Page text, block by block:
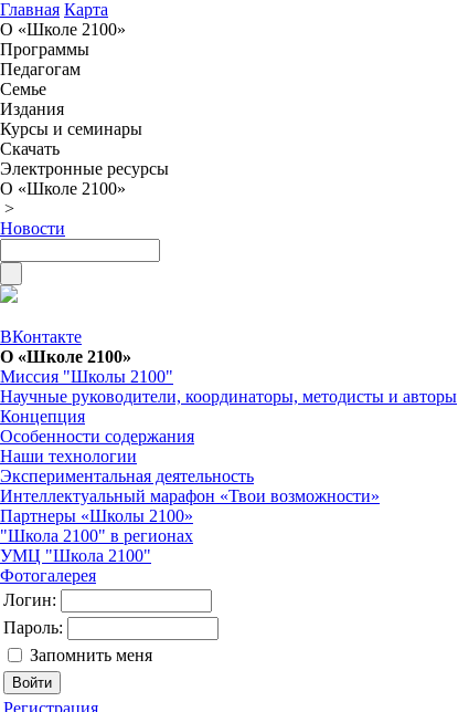
Главная Карта
О «Школе 2100»
Программы
Педагогам
Семье
Издания
Курсы и семинары
Скачать
Электронные ресурсы
О «Школе 2100»
>
Новости
ВКонтакте
О «Школе 2100»
Миссия "Школы 2100"
Научные руководители, координаторы, методисты и авторы
Концепция
Особенности содержания
Наши технологии
Экспериментальная деятельность
Интеллектуальный марафон «Твои возможности»
Партнеры «Школы 2100»
"Школа 2100" в регионах
УМЦ "Школа 2100"
Фотогалерея
Логин:
Пароль:
Запомнить меня
Регистрация